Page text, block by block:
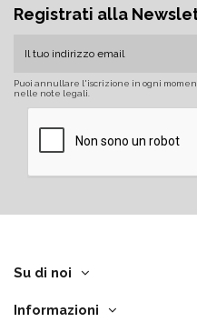
Registrati alla
Puoi annullare l'iscrizione in ogni
nelle note legali.
Su di noi
Informazioni